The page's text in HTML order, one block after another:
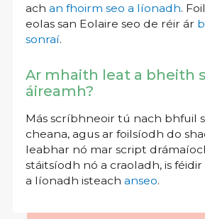
ach an fhoirm seo a líonadh.
eolas san Eolaire seo de réir ár
sonraí.
Ar mhaith leat a bheith
áireamh?
Más scríbhneoir tú nach bhfuil
cheana, agus ar foilsíodh do
leabhar nó mar script
stáitsíodh nó a craoladh, is
a líonadh isteach anseo.